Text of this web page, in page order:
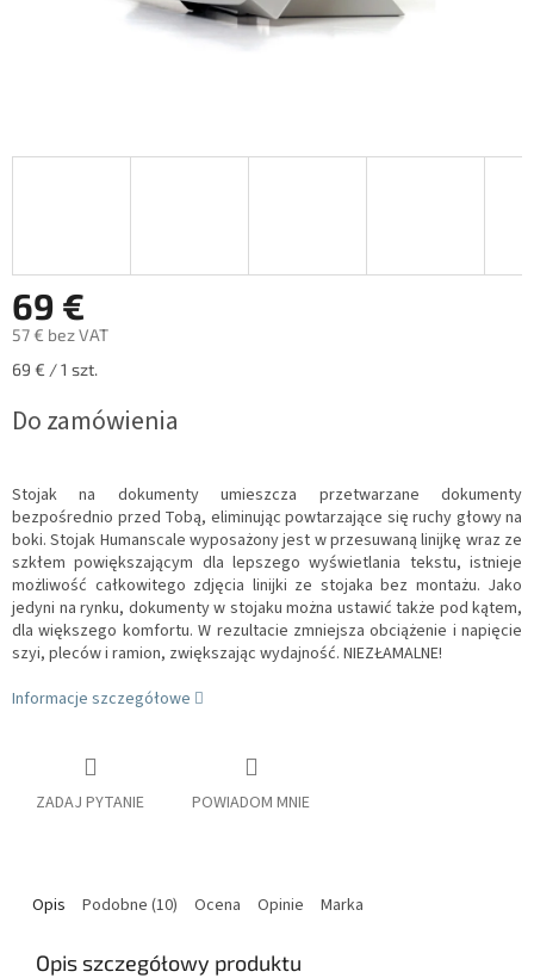
69 €
57 € bez VAT
Cena
69 € / 1 szt.
Do zamówienia
Stojak na dokumenty umieszcza przetwarzane dokumenty
bezpośrednio przed Tobą, eliminując powtarzające się ruchy głowy na
boki. Stojak Humanscale wyposażony jest w przesuwaną linijkę wraz ze
szkłem powiększającym dla lepszego wyświetlania tekstu, istnieje
możliwość całkowitego zdjęcia linijki ze stojaka bez montażu. Jako
jedyni na rynku, dokumenty w stojaku można ustawić także pod kątem,
dla większego komfortu. W rezultacie zmniejsza obciążenie i napięcie
szyi, pleców i ramion, zwiększając wydajność. NIEZŁAMALNE!
Informacje szczegółowe
ZADAJ PYTANIE POWIADOM MNIE
Opis Podobne (10) Ocena Opinie Marka
Opis szczegółowy produktu